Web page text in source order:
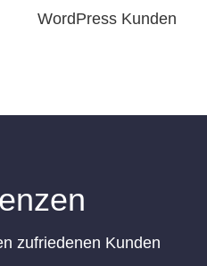
WordPress Kunden
zufriedenen Kunden